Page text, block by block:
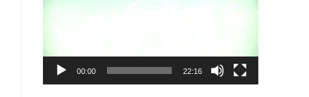
00:00 22:16